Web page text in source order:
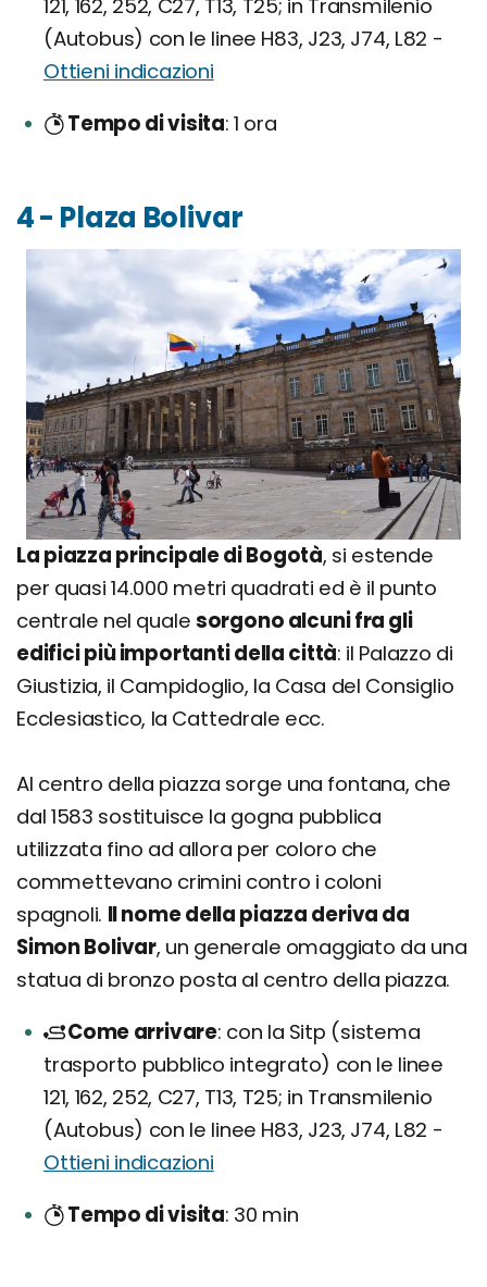
121, 162, 252, C27, T13, T25; in Transmilenio
(Autobus) con le linee H83, J23, J74, L82 -
Ottieni indicazioni
Tempo di visita 1 ora
4 - Plaza Bolivar
La piazza principale di Bogotà, si estende
per quasi 14.000 metri quadrati ed è il punto
centrale nel quale sorgono alcuni fra gli
edifici più importanti della città: il Palazzo di
Giustizia, il Campidoglio, la Casa del Consiglio
Ecclesiastico, la Cattedrale ecc.
Al centro della piazza sorge una fontana, che
dal 1583 sostituisce la gogna pubblica
utilizzata fino ad allora per coloro che
commettevano crimini contro i coloni
spagnoli. Il nome della piazza deriva da
Simon Bolivar, un generale omaggiato da una
statua di bronzo posta al centro della piazza.
Come arrivare con la Sitp (sistema
trasporto pubblico integrato) con le linee
121, 162, 252, C27, T13, T25; in Transmilenio
(Autobus) con le linee H83, J23, J74, L82 -
Ottieni indicazioni
Tempo di visita 30 min